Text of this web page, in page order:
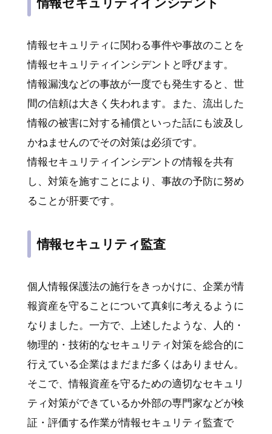
情報セキュリティに関わる事件や事故のことを
情報セキュリティインシデントと呼びます。
情報漏洩などの事故が一度でも発生すると、世
間の信頼は大きく失われます。また、流出した
情報の被害に対する補償といった話にも波及し
かねませんのでその対策は必須です。
情報セキュリティインシデントの情報を共有
し、対策を施すことにより、事故の予防に努め
ることが肝要です。
情報セキュリティ監査
個人情報保護法の施行をきっかけに、企業が情
報資産を守ることについて真剣に考えるように
なりました。一方で、上述したような、人的・
物理的・技術的なセキュリティ対策を総合的に
行えている企業はまだまだ多くはありません。
そこで、情報資産を守るための適切なセキュリ
ティ対策ができているか外部の専門家などが検
証・評価する作業が情報セキュリティ監査で